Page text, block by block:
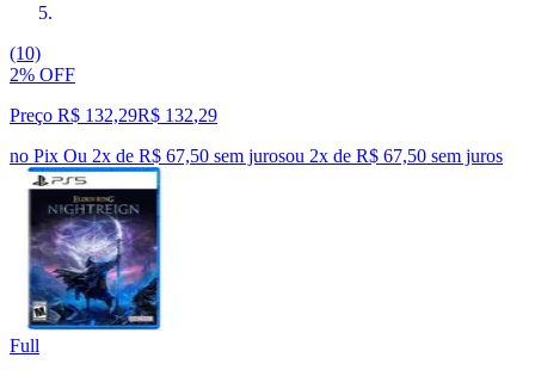
(10)
2% OFF
Preço R$ 132,29R$ 132,29
no Pix Ou 2x de R$ 67,50 sem jurosou 2x de R$ 67,50 sem juros
Full